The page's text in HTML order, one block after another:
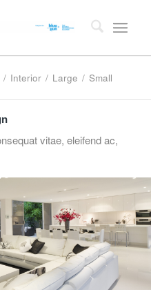
/ Interior / Large / Small
vitae, eleifend ac,